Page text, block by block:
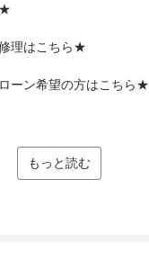
★
理はこちら★
ーン希望の方はこちら★
もっと読む